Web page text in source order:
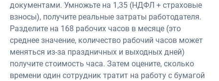
документами. Умножьте на 1,35 (НДФЛ + страховые
взносы), получите реальные затраты работодателя.
Разделите на 168 рабочих часов в месяце (это
среднее значение, количество рабочий часов может
меняться из-за праздничных и выходных дней)
получите стоимость часа. Затем оцените, сколько
времени один сотрудник тратит на работу с бумагой